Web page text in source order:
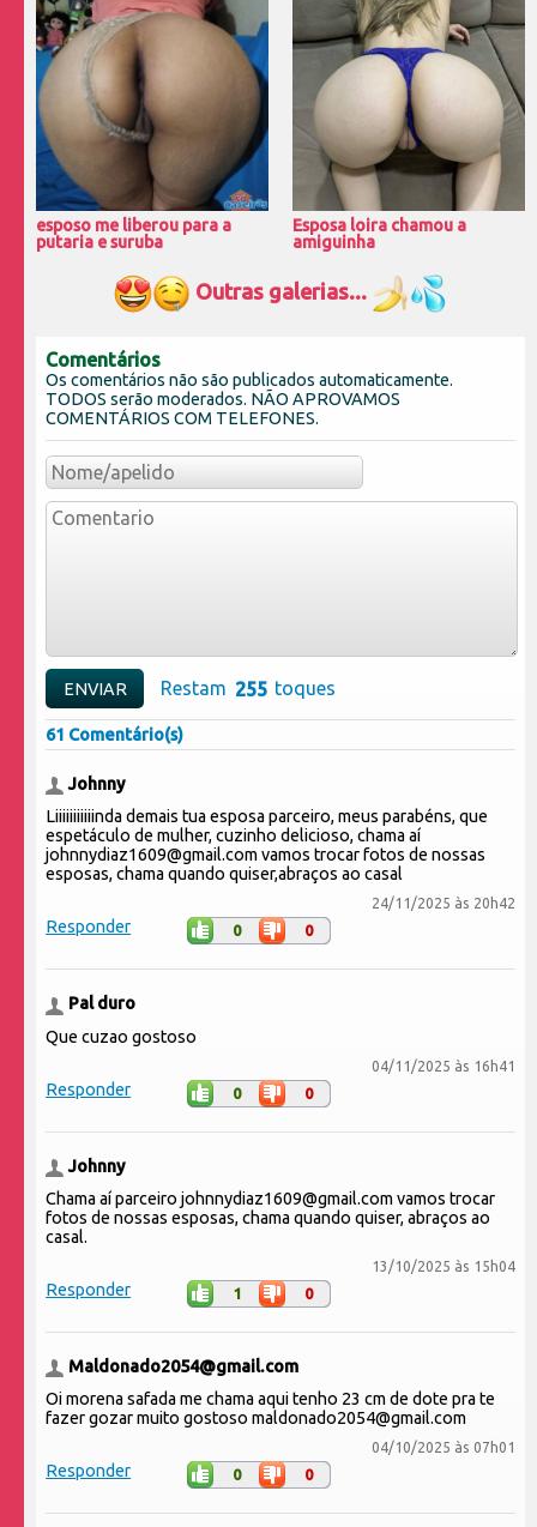
esposo me liberou para a
putaria e suruba
Esposa loira chamou a
amiguinha
Outras galerias...
Comentários
Os comentários não são publicados automaticamente.
TODOS serão moderados. NÃO APROVAMOS
COMENTÁRIOS COM TELEFONES.
Restam toques
61 Comentário(s)
Johnny
Liiiiiiiiiiinda demais tua esposa parceiro, meus parabéns, que
espetáculo de mulher, cuzinho delicioso, chama aí
johnnydiaz1609@gmail.com vamos trocar fotos de nossas
esposas, chama quando quiser,abraços ao casal
24/11/2025 às 20h42
Responder 0 0
Pal duro
Que cuzao gostoso
04/11/2025 às 16h41
Responder 0 0
Johnny
Chama aí parceiro johnnydiaz1609@gmail.com vamos trocar
fotos de nossas esposas, chama quando quiser, abraços ao
casal.
13/10/2025 às 15h04
Responder 1 0
Maldonado2054@gmail.com
Oi morena safada me chama aqui tenho 23 cm de dote pra te
fazer gozar muito gostoso maldonado2054@gmail.com
04/10/2025 às 07h01
Responder 0 0